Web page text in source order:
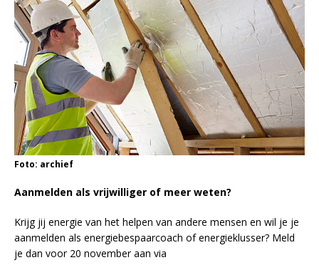
Foto: archief
Aanmelden als vrijwilliger of meer weten?
Krijg jij energie van het helpen van andere mensen en wil je je
aanmelden als energiebespaarcoach of energieklusser? Meld
je dan voor 20 november aan via